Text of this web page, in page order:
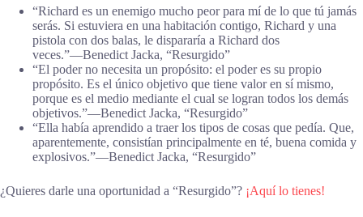
“Richard es un enemigo mucho peor para mí de lo que tú jamás
serás. Si estuviera en una habitación contigo, Richard y una
pistola con dos balas, le dispararía a Richard dos
veces.”―Benedict Jacka, “Resurgido”
“El poder no necesita un propósito: el poder es su propio
propósito. Es el único objetivo que tiene valor en sí mismo,
porque es el medio mediante el cual se logran todos los demás
objetivos.”―Benedict Jacka, “Resurgido”
“Ella había aprendido a traer los tipos de cosas que pedía. Que,
aparentemente, consistían principalmente en té, buena comida y
explosivos.”―Benedict Jacka, “Resurgido”
¿Quieres darle una oportunidad a “Resurgido”? ¡Aquí lo tienes!